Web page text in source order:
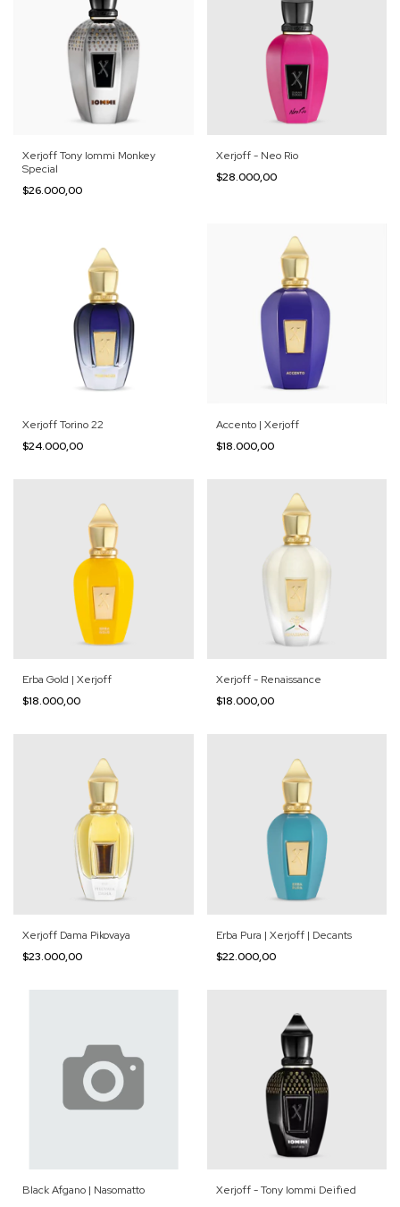
Xerjoff Tony Iommi Monkey
Special
$26.000,00
Xerjoff - Neo Rio
$28.000,00
Xerjoff Torino 22
$24.000,00
Accento | Xerjoff
$18.000,00
Erba Gold | Xerjoff
$18.000,00
Xerjoff - Renaissance
$18.000,00
Xerjoff Dama Pikovaya
$23.000,00
Erba Pura | Xerjoff | Decants
$22.000,00
Black Afgano | Nasomatto
Xerjoff - Tony Iommi Deified